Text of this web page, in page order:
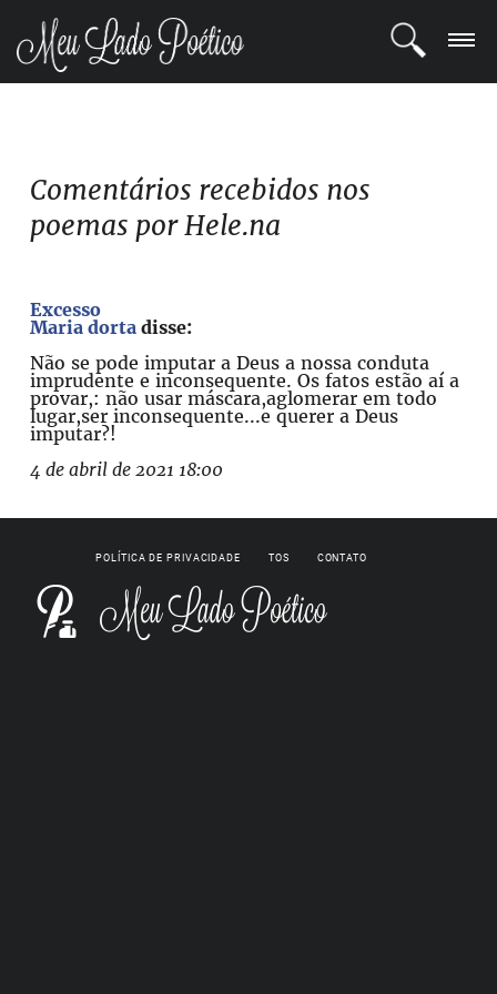
POETAS
COMUNIDADE
Comentários recebidos nos
poemas por Hele.na
Excesso
Maria dorta disse:
Não se pode imputar a Deus a nossa conduta
imprudente e inconsequente. Os fatos estão aí a
provar,: não usar máscara,aglomerar em todo
lugar,ser inconsequente...e querer a Deus
imputar?!
4 de abril de 2021 18:00
POLÍTICA DE PRIVACIDADE TOS CONTATO